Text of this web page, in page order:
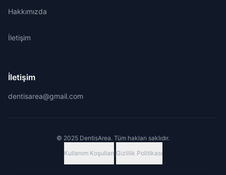
Hakkımızda
İletişim
İletişim
dentisarea@gmail.com
© 2025 DentisArea. Tüm hakları saklıdır.
Kullanım Koşulları Gizlilik Politikası